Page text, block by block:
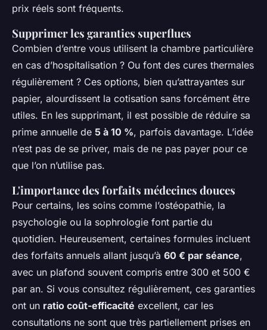
prix réels sont fréquents.
Supprimer les garanties superflues
Combien d’entre vous utilisent la chambre particulière
en cas d’hospitalisation ? Ou font des cures thermales
régulièrement ? Ces options, bien qu’attrayantes sur
papier, alourdissent la cotisation sans forcément être
utiles. En les supprimant, il est possible de réduire sa
prime annuelle de 5 à 10 %, parfois davantage. L’idée
n’est pas de se priver, mais de ne pas payer pour ce
que l’on n’utilise pas.
L'importance des forfaits médecines douces
Pour certains, les soins comme l’ostéopathie, la
psychologie ou la sophrologie font partie du
quotidien. Heureusement, certaines formules incluent
des forfaits annuels allant jusqu’à 60 € par séance,
avec un plafond souvent compris entre 300 et 500 €
par an. Si vous consultez régulièrement, ces garanties
ont un ratio coût-efficacité excellent, car les
consultations ne sont que très partiellement prises en